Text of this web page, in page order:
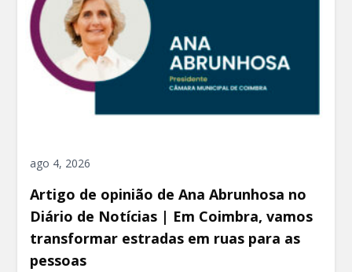
ago 4, 2026
Artigo de opinião de Ana Abrunhosa no
Diário de Notícias | Em Coimbra, vamos
transformar estradas em ruas para as
pessoas